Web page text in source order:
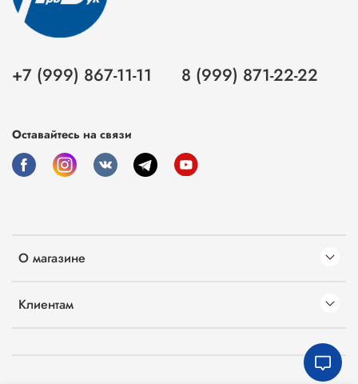
О магазине
Клиентам
+7 (999) 867-11-11 8 (999) 871-22-22
Оставайтесь на связи